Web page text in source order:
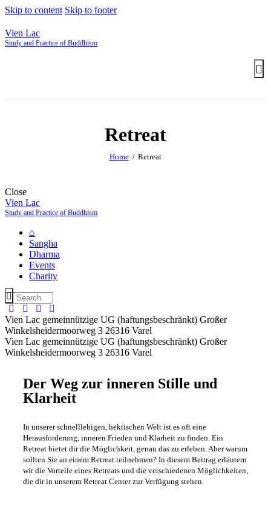
Skip to content Skip to footer
Vien Lac
Study and Practice of Buddhism
Retreat
Home Retreat
Close
Vien Lac
Study and Practice of Buddhism
⌂
Sangha
Dharma
Events
Charity
Vien Lac gemeinnützige UG (haftungsbeschränkt) Großer
Winkelsheidermoorweg 3 26316 Varel
Vien Lac gemeinnützige UG (haftungsbeschränkt) Großer
Winkelsheidermoorweg 3 26316 Varel
Der Weg zur inneren Stille und
Klarheit
In unserer schnelllebigen, hektischen Welt ist es oft eine
Herausforderung, inneren Frieden und Klarheit zu finden. Ein
Retreat bietet dir die Möglichkeit, genau das zu erleben. Aber warum
sollten Sie an einem Retreat teilnehmen? In diesem Beitrag erläutern
wir die Vorteile eines Retreats und die verschiedenen Möglichkeiten,
die dir in unserem Retreat Center zur Verfügung stehen.